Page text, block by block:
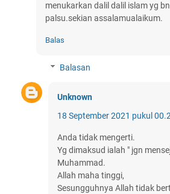
menukarkan dalil dalil islam yg
palsu.sekian assalamualaikum.
Balas
Balasan
Unknown
18 September 2021 pukul
Anda tidak mengerti.
Yg dimaksud ialah " jgn
Muhammad.
Allah maha tinggi,
Sesungguhnya Allah tidak